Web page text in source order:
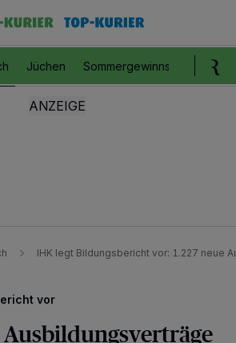
Jüchen Sommergewinnspiel
IHK legt Bildungsbericht vor: 1.227 neue
vor
Ausbildungsverträge